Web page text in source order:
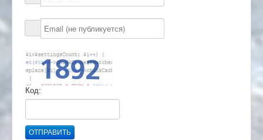
Код:
ОТПРАВИТЬ